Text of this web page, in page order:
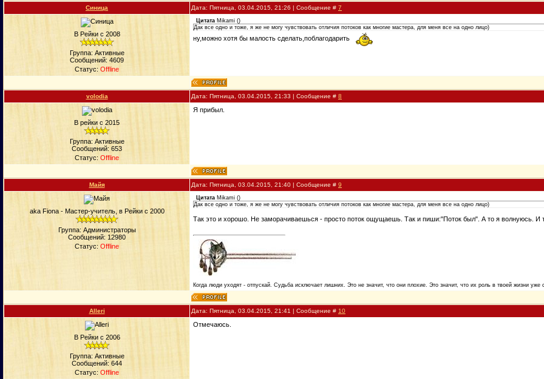
Синица Дата: Пятница, 03.04.2015, 21:26 | Сообщение # 7
В Рейки с 2008
Группа: Активные
Сообщений: 4609
Статус: Offline
Цитата Mikami ()
Дак все одно и тоже, я же не могу чувствовать отличия потоков как многие мастера, для меня все на одно лицо)
ну,можно хотя бы малость сделать,поблагодарить
volodia Дата: Пятница, 03.04.2015, 21:33 | Сообщение # 8
В рейки с 2015
Группа: Активные
Сообщений: 653
Статус: Offline
Я прибыл.
Майя Дата: Пятница, 03.04.2015, 21:40 | Сообщение # 9
aka Fiona - Мастер-учитель, в Рейки с 2000
Группа: Администраторы
Сообщений: 12980
Статус: Offline
Цитата Mikami ()
Дак все одно и тоже, я же не могу чувствовать отличия потоков как многие мастера, для меня все на одно лицо)
Так это и хорошо. Не заморачиваешься - просто поток ощущаешь. Так и пиши:"Поток был". А то я волнуюсь. И
Когда люди уходят - отпускай. Судьба исключает лишних. Это не значит, что они плохие. Это значит, что их роль в твоей жизни уже
Alleri Дата: Пятница, 03.04.2015, 21:41 | Сообщение # 10
В Рейки с 2006
Группа: Активные
Сообщений: 644
Статус: Offline
Отмечаюсь.